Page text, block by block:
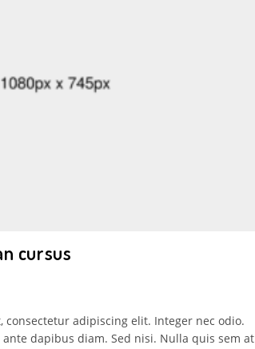
cursus
consectetur adipiscing elit. Integer nec odio.
dapibus diam. Sed nisi. Nulla quis sem at